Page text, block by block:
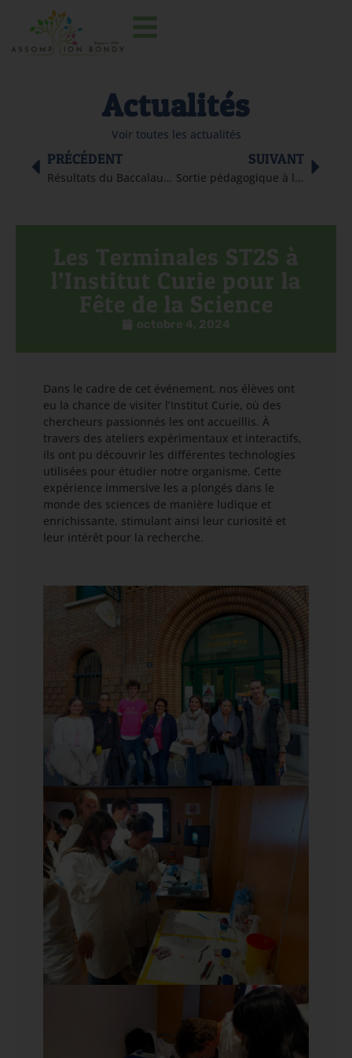
Actualités
Voir toutes les actualités
PRÉCÉDENT
Résultats du Baccalauréat 2024
SUIVANT
Sortie pédagogique à la Faculté de Médecine – Campus Pitié-Salpêtrière
Les Terminales ST2S à
l’Institut Curie pour la
Fête de la Science
octobre 4, 2024
Dans le cadre de cet événement, nos élèves ont
eu la chance de visiter l’Institut Curie, où des
chercheurs passionnés les ont accueillis. À
travers des ateliers expérimentaux et interactifs,
ils ont pu découvrir les différentes technologies
utilisées pour étudier notre organisme. Cette
expérience immersive les a plongés dans le
monde des sciences de manière ludique et
enrichissante, stimulant ainsi leur curiosité et
leur intérêt pour la recherche.